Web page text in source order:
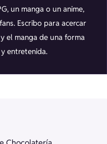
un manga o un anime,
Escribo para acercar
el manga de una forma
entretenida.